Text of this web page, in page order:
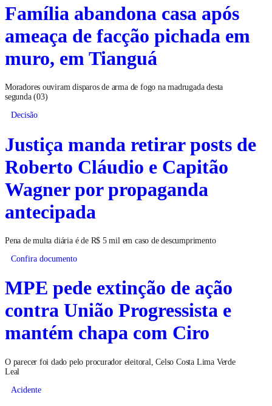
Família abandona casa após
ameaça de facção pichada em
muro, em Tianguá
Moradores ouviram disparos de arma de fogo na madrugada desta
segunda (03)
Decisão
Justiça manda retirar posts de
Roberto Cláudio e Capitão
Wagner por propaganda
antecipada
Pena de multa diária é de R$ 5 mil em caso de descumprimento
Confira documento
MPE pede extinção de ação
contra União Progressista e
mantém chapa com Ciro
O parecer foi dado pelo procurador eleitoral, Celso Costa Lima Verde
Leal
Acidente